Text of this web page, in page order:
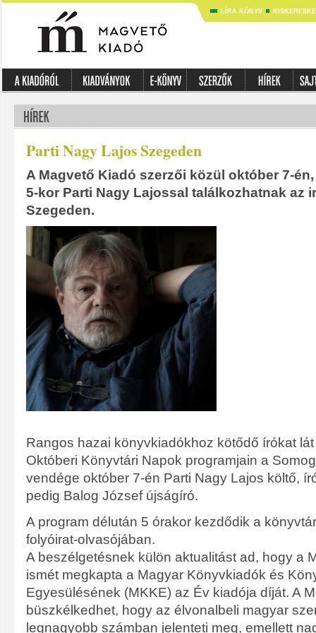
LÍRA KÖNYV
Parti Nagy Lajos Szegeden
A Magvető Kiadó szerzői közül október 7-
5-kor Parti Nagy Lajossal találkozhatnak az
Szegeden.
Rangos hazai könyvkiadókhoz kötődő írókat
Októberi Könyvtári Napok programjain a
vendége október 7-én Parti Nagy Lajos költő,
pedig Balog József újságíró.
A program délután 5 órakor kezdődik a
folyóirat-olvasójában.
A beszélgetésnek külön aktualitást ad, hogy a
ismét megkapta a Magyar Könyvkiadók és
Egyesülésének (MKKE) az Év kiadója díját. A
büszkélkedhet, hogy az élvonalbeli magyar
legnagyobb számban jelenteti meg, emellett